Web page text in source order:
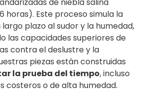
de niebla salina
horas). Este proceso simula la
plazo al sudor y la humedad,
las capacidades superiores de
contra el deslustre y la
piezas están construidas
la prueba del tiempo, incluso
costeros o de alta humedad.